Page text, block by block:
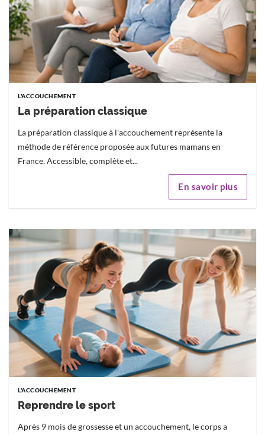
L'ACCOUCHEMENT
La préparation classique
La préparation classique à l'accouchement représente la
méthode de référence proposée aux futures mamans en
France. Accessible, complète et...
En savoir plus
L'ACCOUCHEMENT
Reprendre le sport
Après 9 mois de grossesse et un accouchement, le corps a